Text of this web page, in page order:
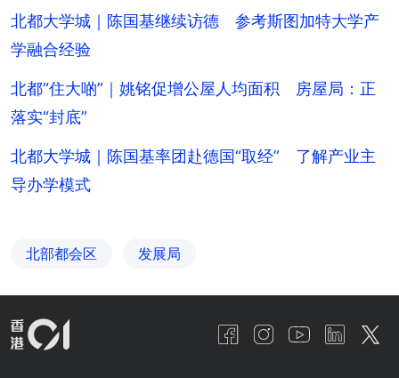
北都大学城｜陈国基继续访德 参考斯图加特大学产
学融合经验
北都“住大啲”｜姚铭促增公屋人均面积 房屋局：正
落实“封底”
北都大学城｜陈国基率团赴德国“取经” 了解产业主
导办学模式
北部都会区 发展局